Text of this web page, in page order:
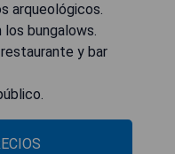
arqueológicos.
bungalows.
y bar